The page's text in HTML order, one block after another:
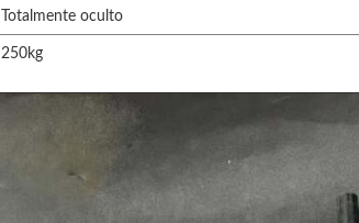
Totalmente oculto
250kg